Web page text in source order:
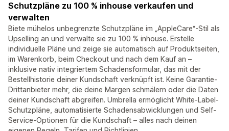
Schutzpläne zu 100 % inhouse verkaufen und
verwalten
Biete mühelos unbegrenzte Schutzpläne im „AppleCare“-Stil als
Upselling an und verwalte sie zu 100 % inhouse. Erstelle
individuelle Pläne und zeige sie automatisch auf Produktseiten,
im Warenkorb, beim Checkout und nach dem Kauf an –
inklusive nativ integriertem Schadensformular, das mit der
Bestellhistorie deiner Kundschaft verknüpft ist. Keine Garantie-
Drittanbieter mehr, die deine Margen schmälern oder die Daten
deiner Kundschaft abgreifen. Umbrella ermöglicht White-Label-
Schutzpläne, automatisierte Schadensabwicklungen und Self-
Service-Optionen für die Kundschaft – alles nach deinen